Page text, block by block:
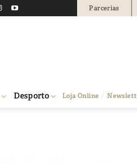
Parcerias
Desporto Loja Online